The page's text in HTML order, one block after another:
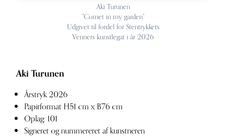
Aki Turunen
"Comet in my garden"
Udgivet til fordel for Stentrykkets
Venners kunstlegat i år 2026
Aki Turunen
Årstryk 2026
Papirformat H51 cm x B76 cm
Oplag: 101
Signeret og nummereret af kunstneren